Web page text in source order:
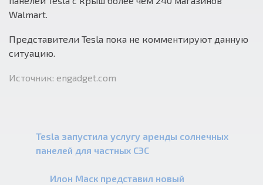
Walmart.
Представители Tesla пока не комментируют данную
ситуацию.
Источник: engadget.com
Tesla запустила услугу аренды солнечных
панелей для частных СЭС
Илон Маск представил новый